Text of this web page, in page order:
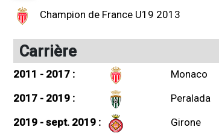
Champion de France U19 2013
Carrière
2011 - 2017 :
Monaco
2017 - 2019 :
Peralada
2019 - sept. 2019 :
Girone